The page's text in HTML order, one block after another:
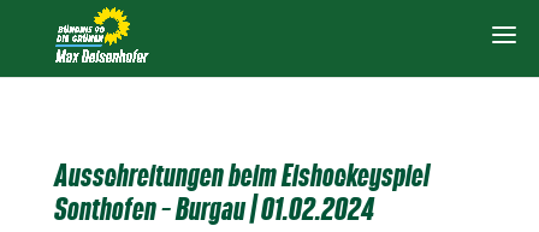
Ausschreitungen beim Eishockeyspiel
Sonthofen – Burgau | 01.02.2024